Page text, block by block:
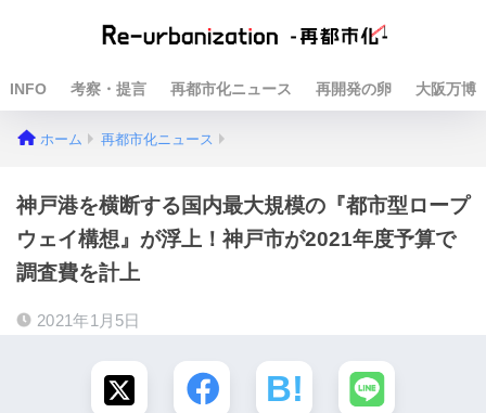
INFO 考察・提言 再都市化ニュース 再開発の卵 大阪万博
ホーム 再都市化ニュース
神戸港を横断する国内最大規模の『都市型ロープ
ウェイ構想』が浮上！神戸市が2021年度予算で
調査費を計上
2021年1月5日